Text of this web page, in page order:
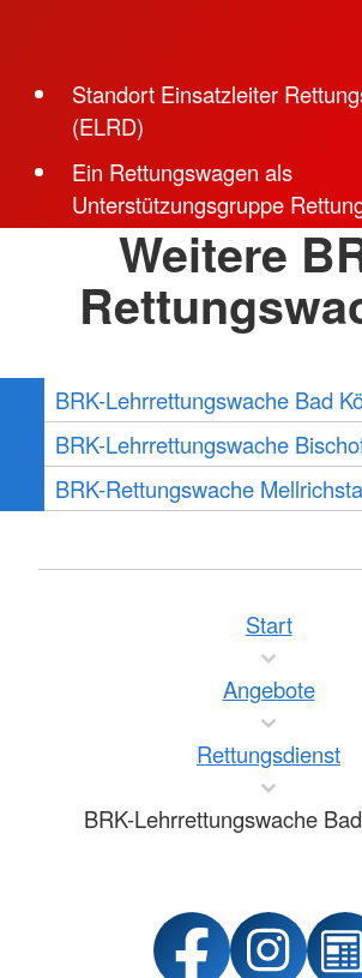
Standort Einsatzleiter
(ELRD)
Ein Rettungswagen als
Unterstützungsgruppe
Weitere
BRK-Lehrrettungswache Bad
BRK-Lehrrettungswache
BRK-Rettungswache
Start
Angebote
Rettungsdienst
BRK-Lehrrettungswache